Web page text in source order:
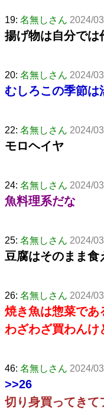
19: 名無しさん 2024/
揚げ物は自分では
20: 名無しさん 2024/
むしろこの季節は
22: 名無しさん 2024/
モロヘイヤ
24: 名無しさん 2024/
魚料理系だな
25: 名無しさん 2024/
豆腐はそのまま食
26: 名無しさん 2024/
焼き魚は惣菜であ
わざわざ買わんけ
46: 名無しさん 2024/
>>26
切り身買ってきて